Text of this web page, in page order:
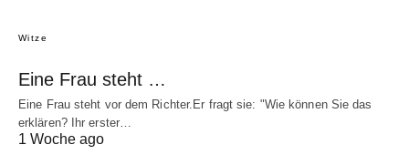
Witze
Eine Frau steht …
Eine Frau steht vor dem Richter.Er fragt sie: "Wie können Sie das
erklären? Ihr erster…
1 Woche ago